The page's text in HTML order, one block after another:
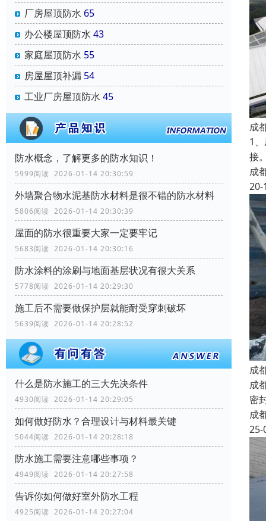
厂房屋顶防水 65
办公楼屋顶防水 43
家庭屋顶防水 55
房屋屋顶补漏 54
工业厂房屋顶防水 45
防水概念，了解更多的防水知识！
5999阅读 2026-01-14 20:30:59
外墙聚合物水泥基防水材料是很不错的防水材料
5806阅读 2026-01-14 20:30:39
屋面的防水很重要大家一定要牢记
5683阅读 2026-01-14 20:30:16
防水涂料的涂刷与地面基层状况有很大关系
5778阅读 2026-01-14 20:29:30
施工后不需要做保护层就能耐受穿刺破坏
5639阅读 2026-01-14 20:28:52
什么是防水施工的三大先决条件
4930阅读 2026-01-14 20:29:05
如何做好防水？合理设计与材料最关键
5044阅读 2026-01-14 20:28:18
防水施工需要注意哪些事项？
4949阅读 2026-01-14 20:27:58
告诉你如何做好室外防水工程
4925阅读 2026-01-14 20:27:04
成
1
接
成
20-
成
成
密
成
25-